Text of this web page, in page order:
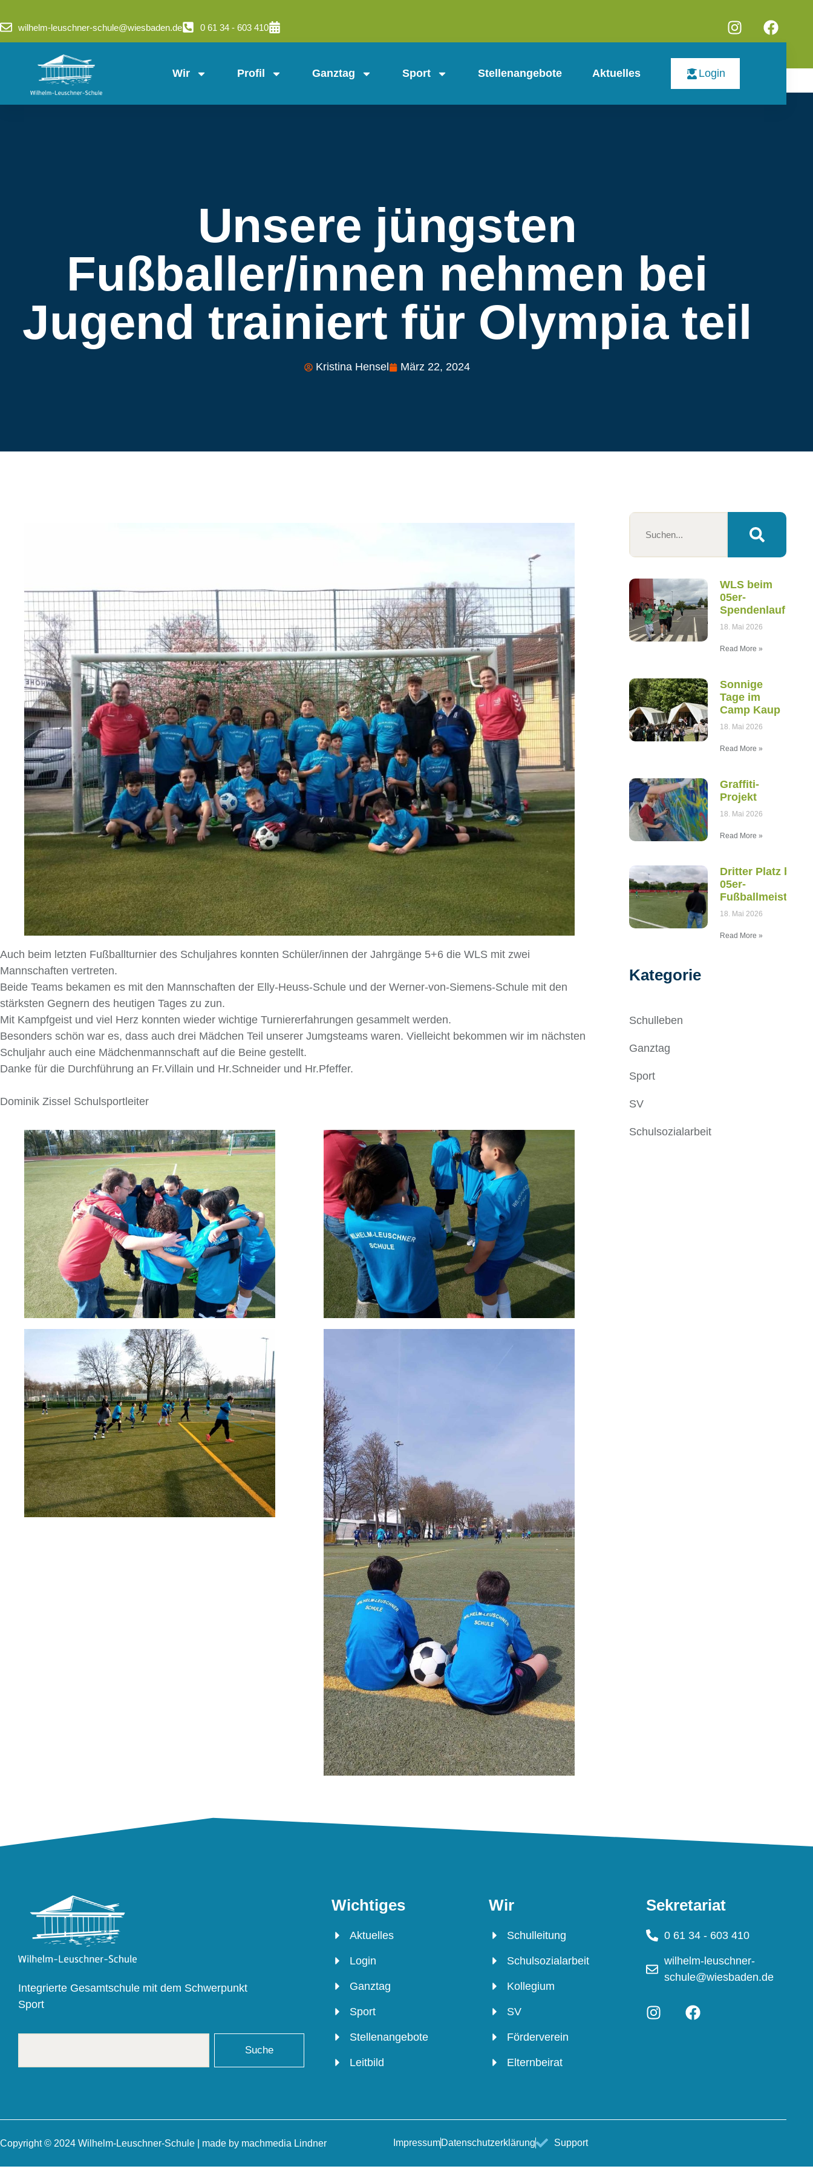
wilhelm-leuschner-schule@wiesbaden.de 0 61 34 - 603 410
Wir Profil Ganztag Sport Stellenangebote Aktuelles Login
Unsere jüngsten
Fußballer/innen nehmen bei
Jugend trainiert für Olympia teil
Kristina Hensel März 22, 2024
Auch beim letzten Fußballturnier des Schuljahres konnten Schüler/innen der Jahrgänge 5+6 die WLS mit zwei
Mannschaften vertreten.
Beide Teams bekamen es mit den Mannschaften der Elly-Heuss-Schule und der Werner-von-Siemens-Schule mit den
stärksten Gegnern des heutigen Tages zu zun.
Mit Kampfgeist und viel Herz konnten wieder wichtige Turniererfahrungen gesammelt werden.
Besonders schön war es, dass auch drei Mädchen Teil unserer Jumgsteams waren. Vielleicht bekommen wir im nächsten
Schuljahr auch eine Mädchenmannschaft auf die Beine gestellt.
Danke für die Durchführung an Fr.Villain und Hr.Schneider und Hr.Pfeffer.
Dominik Zissel Schulsportleiter
WLS beim
05er-
Spendenlauf
18. Mai 2026
Read More »
Sonnige
Tage im
Camp Kaup
18. Mai 2026
Read More »
Graffiti-
Projekt
18. Mai 2026
Read More »
Dritter Platz bei
05er-
18. Mai 2026
Read More »
Kategorie
Schulleben
Ganztag
Sport
SV
Schulsozialarbeit
Integrierte Gesamtschule mit dem Schwerpunkt
Sport
Suche
Wichtiges
Aktuelles
Login
Ganztag
Sport
Stellenangebote
Leitbild
Wir
Schulleitung
Schulsozialarbeit
Kollegium
SV
Förderverein
Elternbeirat
Sekretariat
0 61 34 - 603 410
wilhelm-leuschner-
schule@wiesbaden.de
Copyright © 2024 Wilhelm-Leuschner-Schule | made by machmedia Lindner ImpressumDatenschutzerklärung Support